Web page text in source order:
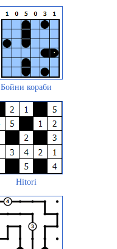
Бойни кораби
Hitori